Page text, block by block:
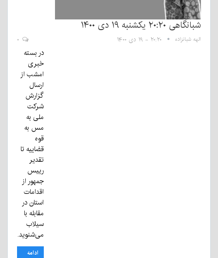
شبانگاهی ٢۰:٢٠ یکشنبه ۱۹ دی ۱۴۰۰
الهه شبانزاده ۲۰:۲۰ - ۱۹ دی ۱۴۰۰
در بسته
خبری
امشب از
ارسال
گزارش
شرکت
ملی به
مس به
قوه
قضاییه تا
تقدیر
رییس
جمهور از
اقدامات
استان در
مقابله با
سیلاب
می‌شنوید.
ادامه